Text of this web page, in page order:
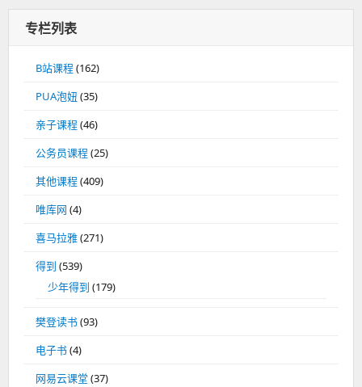
专栏列表
B站课程(162)
PUA泡妞 (35)
亲子课程(46)
公务员课程(25)
其他课程(409)
唯库网 (4)
喜马拉雅(271)
得到 (539)
少年得到 (179)
樊登读书(93)
电子书(4)
网易云课堂 (37)